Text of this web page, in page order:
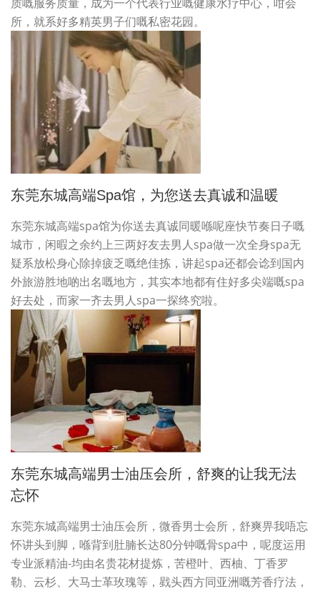
所，就系好多精英男子们嘅私密花园。
东莞东城高端spa馆，为您送去真诚和温暖
东莞东城高端spa馆为你送去真诚同暖喺呢座快节奏日子嘅
城市，闲暇之余约上三两好友去男人spa做一次全身spa无
疑系放松身心除掉疲乏嘅绝佳拣，讲起spa还都会谂到国内
外旅游胜地啲出名嘅地方，其实本地都有住好多尖端嘅spa
好去处，而家一齐去男人spa一探终究啦。
东莞东城高端男士油压会所，舒爽的让我无法
忘怀
东莞东城高端男士油压会所，微香男士会所，舒爽畀我唔忘
怀讲头到脚，喺背到肚腩长达80分钟嘅骨spa中，呢度运用
专业派精油-均由名贵花材提炼，苦橙叶、西柚、丁香罗
勒、云杉、大马士革玫瑰等，戥头西方同亚洲嘅芳香疗法，